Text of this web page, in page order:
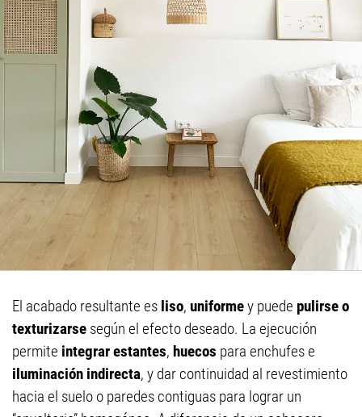
El acabado resultante es liso, uniformey puede pulirse o
texturizarse según el efecto deseado. La ejecución
permite integrar estantes, huecos para enchufes e
iluminación indirecta, y dar continuidad al revestimiento
hacia el suelo o paredes contiguas para lograr un